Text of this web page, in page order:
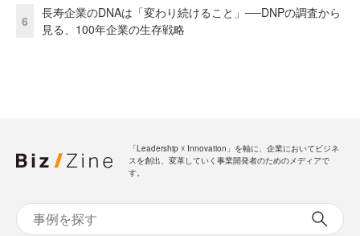
6
長寿企業のDNAは「変わり続けること」──DNPの調査から
見る、100年企業の生存戦略
「Leadership ☓ Innovation」を軸に、企業においてビジネ
スを創出、変革していく事業開発者のためのメディアで
す。